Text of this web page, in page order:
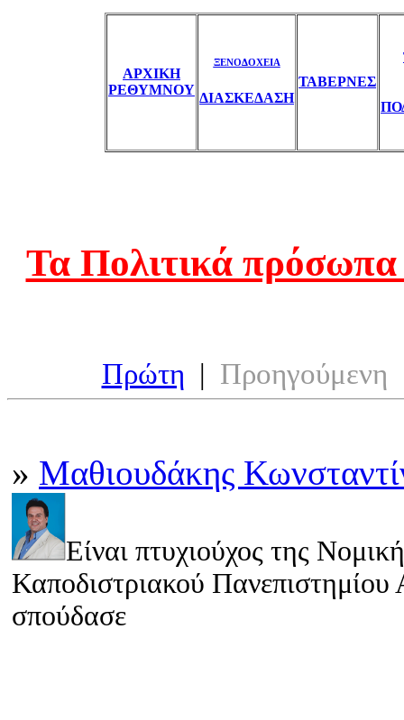
ΑΡΧΙΚΗ
ΡΕΘΥΜΝΟΥ
ΞΕΝΟΔΟΧΕΙΑ
ΔΙΑΣΚΕΔΑΣΗ
ΤΑΒΕΡΝΕΣ
Τα Πολιτικά πρόσωπα
Πρώτη | Προηγούμενη
» Μαθιουδάκης
Είναι πτυχιούχος της
Καποδιστριακού
σπούδασε